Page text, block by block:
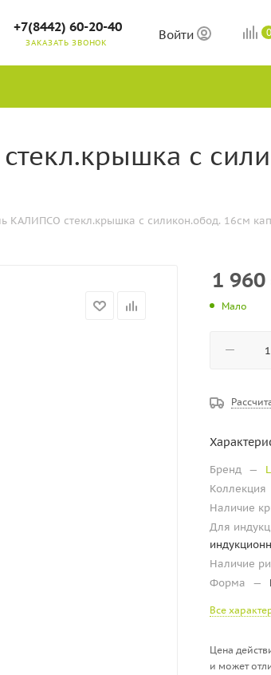
+7(8442) 60-20-40
ЗАКАЗАТЬ ЗВОНОК
Войти 0
с
КАЛИПСО стекл.крышка с силикон.обод. 16см
1 960
Мало
Бренд —
Коллекция
Наличие
Для
Наличие
Форма
—
Все
Цена
и может